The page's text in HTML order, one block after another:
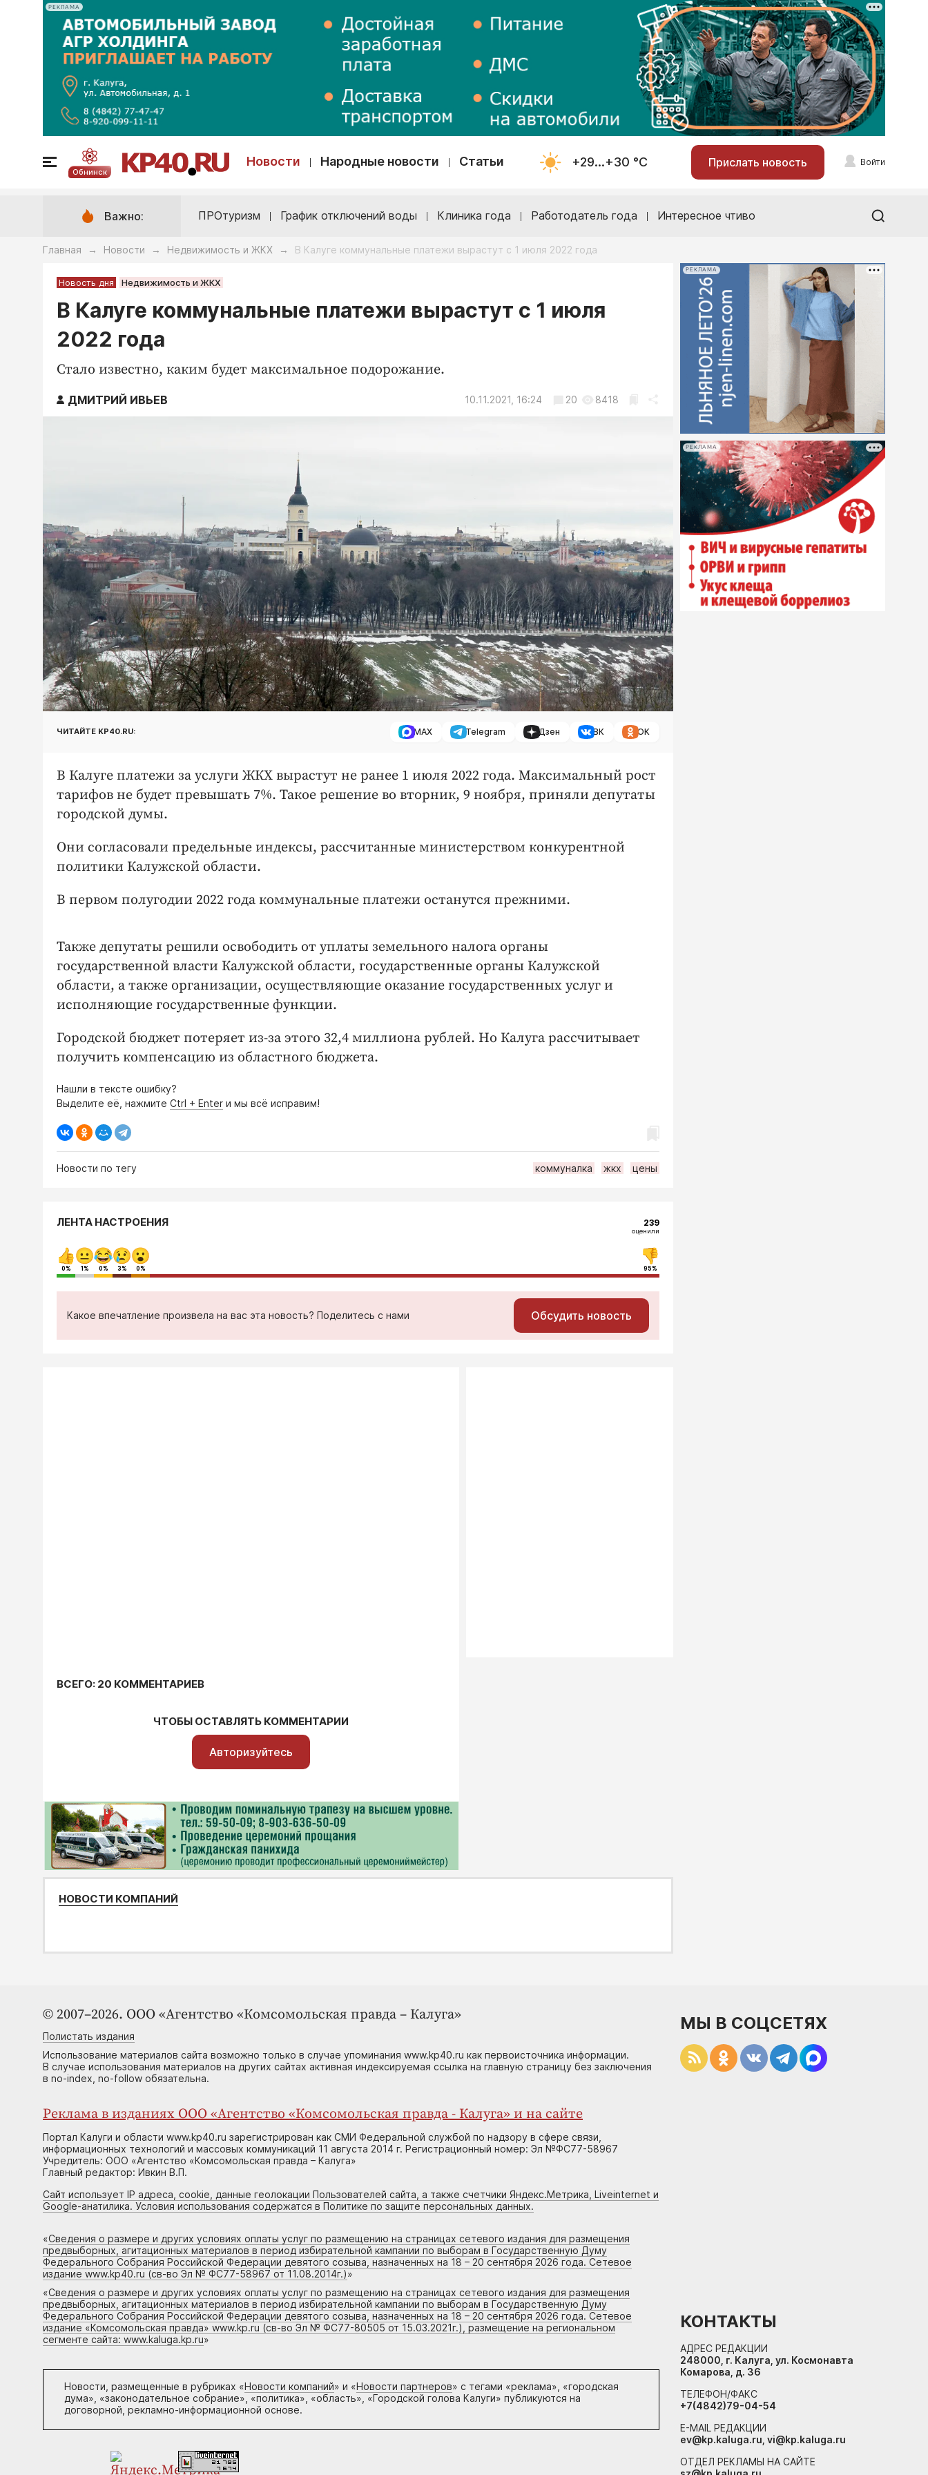
РЕКЛАМА
Обнинск
Новости Народные новости Статьи +29...+30 °С Прислать новость Войти
Важно: ПРОтуризм График отключений воды Клиника года Работодатель года Интересное чтиво
Главная → Новости → Недвижимость и ЖКХ → В Калуге коммунальные платежи вырастут с 1 июля 2022 года
Новость дня Недвижимость и ЖКХ
В Калуге коммунальные платежи вырастут с 1 июля
2022 года
Стало известно, каким будет максимальное подорожание.
ДМИТРИЙ ИВЬЕВ 10.11.2021, 16:24 20 8418
ЧИТАЙТЕ KP40.RU: MAX Telegram Дзен ВК ОК
В Калуге платежи за услуги ЖКХ вырастут не ранее 1 июля 2022 года. Максимальный рост
тарифов не будет превышать 7%. Такое решение во вторник, 9 ноября, приняли депутаты
городской думы.
Они согласовали предельные индексы, рассчитанные министерством конкурентной
политики Калужской области.
В первом полугодии 2022 года коммунальные платежи останутся прежними.
Также депутаты решили освободить от уплаты земельного налога органы
государственной власти Калужской области, государственные органы Калужской
области, а также организации, осуществляющие оказание государственных услуг и
исполняющие государственные функции.
Городской бюджет потеряет из-за этого 32,4 миллиона рублей. Но Калуга рассчитывает
получить компенсацию из областного бюджета.
Нашли в тексте ошибку?
Выделите её, нажмите Ctrl + Enter и мы всё исправим!
Новости по тегу коммуналка жкх цены
РЕКЛАМА
РЕКЛАМА
ЛЕНТА НАСТРОЕНИЯ 239
оценили
0% 1% 0% 3% 0% 95%
Какое впечатление произвела на вас эта новость? Поделитесь с нами Обсудить новость
ВСЕГО: 20 КОММЕНТАРИЕВ
ЧТОБЫ ОСТАВЛЯТЬ КОММЕНТАРИИ
Авторизуйтесь
НОВОСТИ КОМПАНИЙ
© 2007–2026. ООО «Агентство «Комсомольская правда – Калуга»
Полистать издания
Использование материалов сайта возможно только в случае упоминания www.kp40.ru как первоисточника информации.
В случае использования материалов на других сайтах активная индексируемая ссылка на главную страницу без заключения
в no-index, no-follow обязательна.
Реклама в изданиях ООО «Агентство «Комсомольская правда - Калуга» и на сайте
Портал Калуги и области www.kp40.ru зарегистрирован как СМИ Федеральной службой по надзору в сфере связи,
информационных технологий и массовых коммуникаций 11 августа 2014 г. Регистрационный номер: Эл №ФС77-58967
Учредитель: ООО «Агентство «Комсомольская правда – Калуга»
Главный редактор: Ивкин В.П.
Сайт использует IP адреса, cookie, данные геолокации Пользователей сайта, а также счетчики Яндекс.Метрика, Liveinternet и
Google-анатилика. Условия использования содержатся в Политике по защите персональных данных.
«Сведения о размере и других условиях оплаты услуг по размещению на страницах сетевого издания для размещения
предвыборных, агитационных материалов в период избирательной кампании по выборам в Государственную Думу
Федерального Собрания Российской Федерации девятого созыва, назначенных на 18 – 20 сентября 2026 года. Сетевое
издание www.kp40.ru (св-во Эл № ФС77-58967 от 11.08.2014г.)»
«Сведения о размере и других условиях оплаты услуг по размещению на страницах сетевого издания для размещения
предвыборных, агитационных материалов в период избирательной кампании по выборам в Государственную Думу
Федерального Собрания Российской Федерации девятого созыва, назначенных на 18 – 20 сентября 2026 года. Сетевое
издание «Комсомольская правда» www.kp.ru (св-во Эл № ФС77-80505 от 15.03.2021г.), размещение на региональном
сегменте сайта: www.kaluga.kp.ru»
Новости, размещенные в рубриках «Новости компаний» и «Новости партнеров» с тегами «реклама», «городская
дума», «законодательное собрание», «политика», «область», «Городской голова Калуги» публикуются на
договорной, рекламно-информационной основе.
МЫ В СОЦСЕТЯХ
КОНТАКТЫ
АДРЕС РЕДАКЦИИ
248000, г. Калуга, ул. Космонавта
Комарова, д. 36
ТЕЛЕФОН/ФАКС
+7(4842)79-04-54
E-MAIL РЕДАКЦИИ
ev@kp.kaluga.ru, vi@kp.kaluga.ru
ОТДЕЛ РЕКЛАМЫ НА САЙТЕ